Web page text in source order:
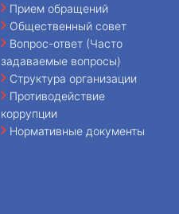
Прием обращений
Общественный совет
Вопрос-ответ (Часто
задаваемые вопросы)
Структура организации
Противодействие
коррупции
Нормативные документы